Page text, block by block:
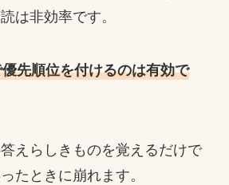
は非効率です。
先順位を付けるのは有効で
えらしきものを覚えるだけで
たときに崩れます。